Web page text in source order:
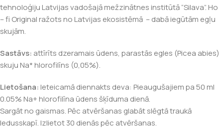
tehnoloģiju Latvijas vadošajā mežzinātnes institūtā “Silava”. Ho
– fi Original ražots no Latvijas ekosistēmā – dabā iegūtām egļu
skujām.
Sastāvs: attīrīts dzeramais ūdens, parastās egles (Picea abies)
skuju Na* hlorofilīns (0,05%).
Lietošana:Ieteicamā diennakts deva: Pieaugušajiem pa 50 ml
0.05% Na+ hlorofilīna ūdens šķīduma dienā.
Sargāt no gaismas. Pēc atvēršanas glabāt slēgtā traukā
ledusskapī. Izlietot 30 dienās pēc atvēršanas.